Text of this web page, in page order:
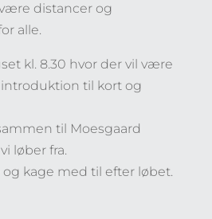
distancer og
alle.
kl. 8.30 hvor der vil være
til kort og
til Moesgaard
løber fra.
og kage med til efter løbet.